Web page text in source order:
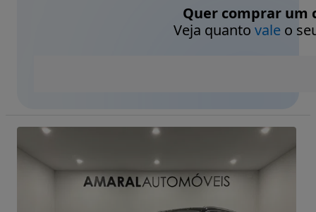
Quer comprar um
Veja quanto valeo